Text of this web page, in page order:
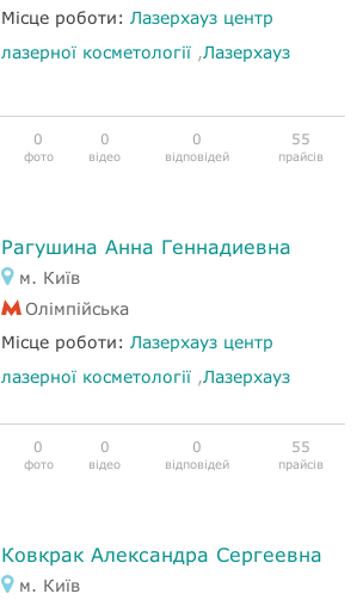
Місце роботи: Лазерхауз центр
лазерної косметології ,Лазерхауз
0
фото
0
відео
0
відповідей
55
прайсів
Рагушина Анна Геннадиевна
м. Київ
Олімпійська
Місце роботи: Лазерхауз центр
лазерної косметології ,Лазерхауз
0
фото
0
відео
0
відповідей
55
прайсів
Ковкрак Александра Сергеевна
м. Київ